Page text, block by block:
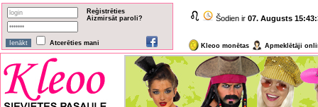
Reģistrēties
Aizmirsāt paroli?
Atcerēties mani
Šodien ir 07. Augusts
Kleoo monētas Apmeklētāji